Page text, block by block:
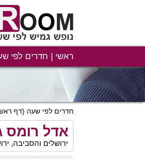
ראשי חדרים לפי
חדרים לפי שעה (דף
אדל רומס
ירושלים והסביבה,